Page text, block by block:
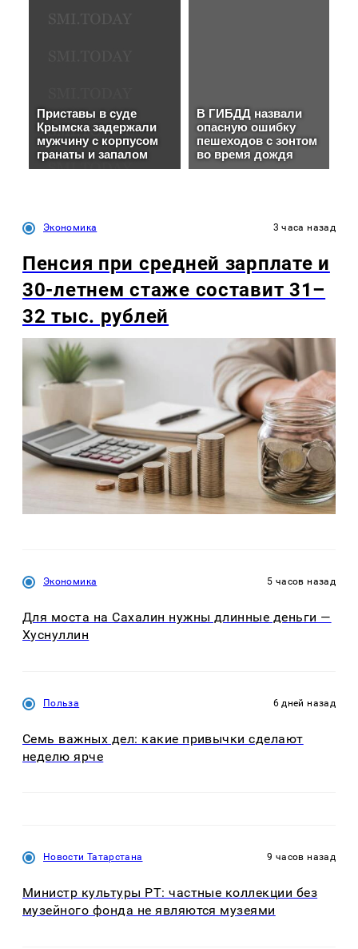
Экономика 3 часа назад
Пенсия при средней зарплате и
30-летнем стаже составит 31–
32 тыс. рублей
Экономика 5 часов назад
Для моста на Сахалин нужны длинные деньги —
Хуснуллин
Польза 6 дней назад
Семь важных дел: какие привычки сделают
неделю ярче
Новости Татарстана 9 часов назад
Министр культуры РТ: частные коллекции без
музейного фонда не являются музеями